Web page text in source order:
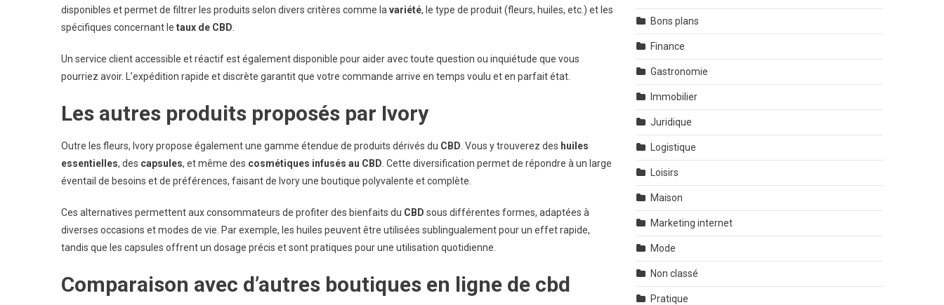
disponibles et permet de filtrer les produits selon divers critères comme la variété, le type de produit (fleurs, huiles, etc.) et les
spécifiques concernant le taux de CBD
Un service client accessible et réactif est également disponible pour aider avec toute question ou inquiétude que vous
pourriez avoir. L’expédition rapide et discrète garantit que votre commande arrive en temps voulu et en parfait état.
Les autres produits proposés par Ivory
Outre les fleurs, Ivory propose également une gamme étendue de produits dérivés du CBD . Vous y trouverez des huiles
essentielles, des capsules, et même des cosmétiques infusés au CBD . Cette diversification permet de répondre à un large
éventail de besoins et de préférences, faisant de Ivory une boutique polyvalente et complète.
Ces alternatives permettent aux consommateurs de profiter des bienfaits du CBD sous différentes formes, adaptées à
diverses occasions et modes de vie. Par exemple, les huiles peuvent être utilisées sublingualement pour un effet rapide,
tandis que les capsules offrent un dosage précis et sont pratiques pour une utilisation quotidienne.
Comparaison avec d’autres boutiques en ligne de cbd
Bons plans
Finance
Gastronomie
Immobilier
Juridique
Logistique
Loisirs
Maison
Marketing internet
Mode
Non classé
Pratique